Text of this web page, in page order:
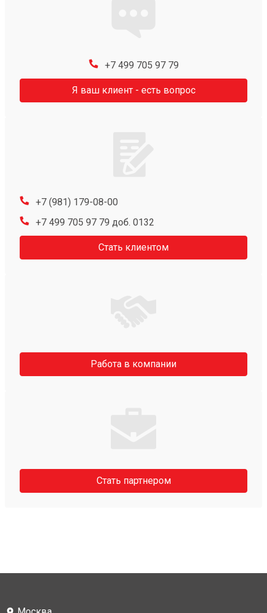
+7 499 705 97 79
Я ваш клиент - есть вопрос
+7 (981) 179-08-00
+7 499 705 97 79 доб. 0132
Стать клиентом
Работа в компании
Стать партнером